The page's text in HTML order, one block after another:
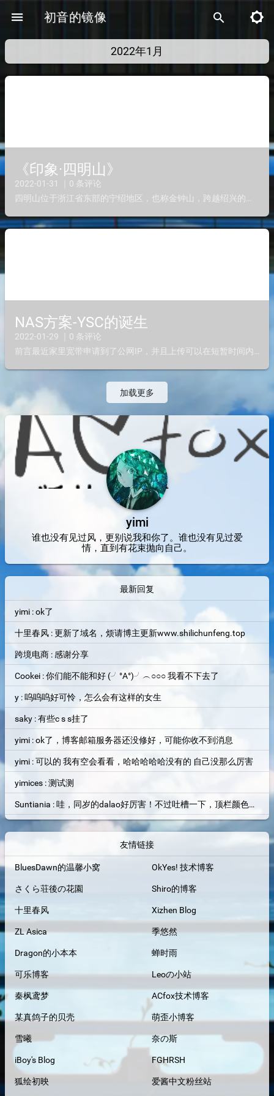
menu 初音的镜像 search brightness_5
2022年1月
《印象·四明山》
2022-01-31 ｜0 条评论
NAS方案-YSC的诞生
2022-01-29 ｜0 条评论
加载更多
yimi
谁也没有见过风，更别说我和你了。谁也没有见过爱
情，直到有花束抛向自己。
最新回复
yimi : ok了
十里春风 : 更新了域名，烦请博主更新www.shilichunfeng.top
跨境电商 : 感谢分享
Cookei : 你们能不能和好 (╯°A°)╯︵○○○ 我看不下去了
y : 呜呜呜好可怜，怎么会有这样的女生
saky : 有些c s s挂了
yimi : ok了，博客邮箱服务器还没修好，可能你收不到消息
yimi : 可以的 我有空会看看，哈哈哈哈哈没有的 自己没那么厉害
yimices : 测试测
Suntiania : 哇，同岁的dalao好厉害！不过吐槽一下，顶栏颜色和背景图片融为一体了，找了半天搜索框才找到位置=。=
友情链接
BluesDawn的温馨小窝 OkYes! 技术博客
さくら荘後の花園 Shiro的博客
十里春风 Xizhen Blog
ZL Asica 季悠然
Dragon的小本本 蝉时雨
可乐博客 Leoの小站
秦枫鸢梦 ACfox技术博客
某真鸽子的贝壳 萌歪小博客
雪曦 奈の斯
iBoy's Blog FGHRSH
狐绘初映 爱酱中文粉丝站